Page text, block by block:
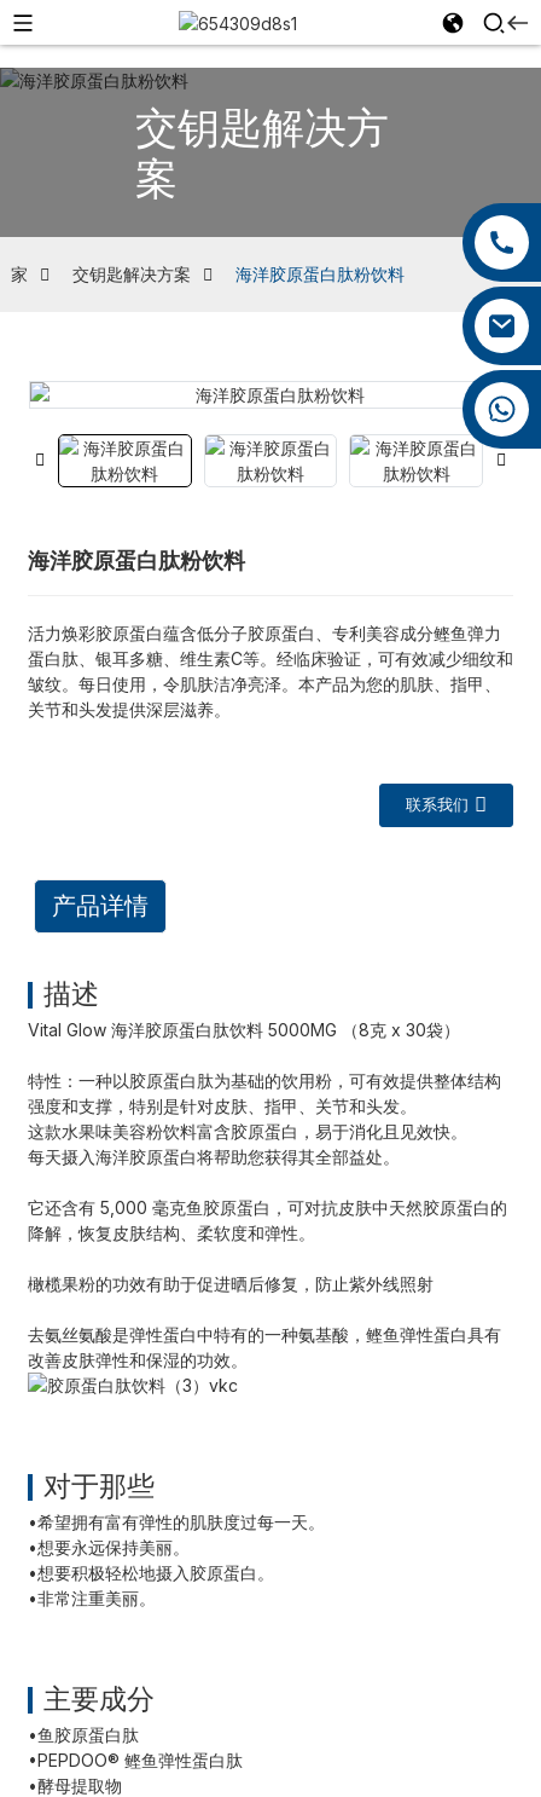
+86 13959222339
+86 0592 5599526
+86 18965423693
交钥匙解决方
案
家 交钥匙解决方案 海洋胶原蛋白肽粉饮料
海洋胶原蛋白肽粉饮料
活力焕彩胶原蛋白蕴含低分子胶原蛋白、专利美容成分鲣鱼弹力
蛋白肽、银耳多糖、维生素C等。经临床验证，可有效减少细纹和
皱纹。每日使用，令肌肤洁净亮泽。本产品为您的肌肤、指甲、
关节和头发提供深层滋养。
联系我们
产品详情
描述
Vital Glow 海洋胶原蛋白肽饮料 5000MG （8克 x 30袋）
特性：一种以胶原蛋白肽为基础的饮用粉，可有效提供整体结构
强度和支撑，特别是针对皮肤、指甲、关节和头发。
这款水果味美容粉饮料富含胶原蛋白，易于消化且见效快。
每天摄入海洋胶原蛋白将帮助您获得其全部益处。
它还含有 5,000 毫克鱼胶原蛋白，可对抗皮肤中天然胶原蛋白的
降解，恢复皮肤结构、柔软度和弹性。
橄榄果粉的功效有助于促进晒后修复，防止紫外线照射
去氨丝氨酸是弹性蛋白中特有的一种氨基酸，鲣鱼弹性蛋白具有
改善皮肤弹性和保湿的功效。
对于那些
•希望拥有富有弹性的肌肤度过每一天。
•想要永远保持美丽。
•想要积极轻松地摄入胶原蛋白。
•非常注重美丽。
主要成分
•鱼胶原蛋白肽
•PEPDOO® 鲣鱼弹性蛋白肽
•酵母提取物